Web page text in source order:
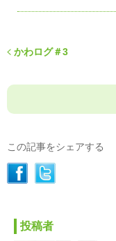
かわログ＃3
この記事をシェアする
投稿者